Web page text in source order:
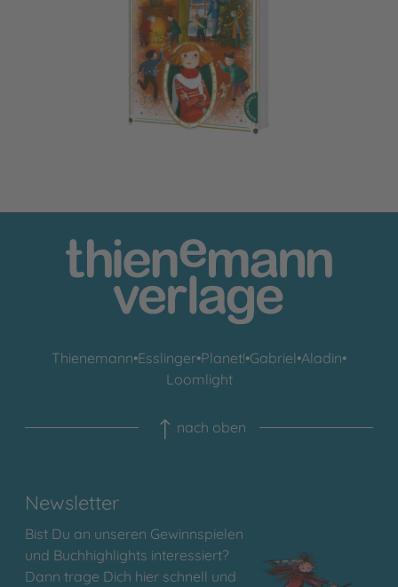
Drei Weihnachtswünsche für Cleo
Thienemann•Esslinger•Planet!•Gabriel•Aladin•
Loomlight
nach oben
Newsletter
Bist Du an unseren Gewinnspielen
und Buchhighlights interessiert?
Dann trage Dich hier schnell und